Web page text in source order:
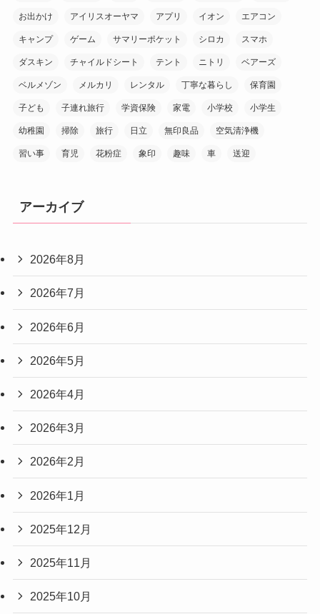
お出かけ アイリスオーヤマ アプリ イオン エアコン
キャンプ ゲーム サマリーポケット シロカ スマホ
ダスキン チャイルドシート テント ニトリ ベアーズ
ベルメゾン メルカリ レンタル 丁寧な暮らし 保育園
子ども 子連れ旅行 学資保険 家電 小学校 小学生
幼稚園 掃除 旅行 日立 無印良品 空気清浄機
習い事 育児 花粉症 象印 趣味 車 送迎
アーカイブ
2026年8月
2026年7月
2026年6月
2026年5月
2026年4月
2026年3月
2026年2月
2026年1月
2025年12月
2025年11月
2025年10月